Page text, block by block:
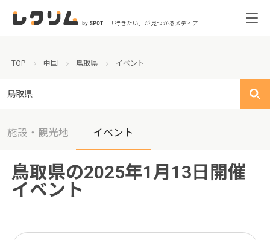
「行きたい」が見つかるメディア
TOP 中国 鳥取県 イベント
鳥取県
施設・観光地 イベント
鳥取県の2025年1月13日開催
イベント